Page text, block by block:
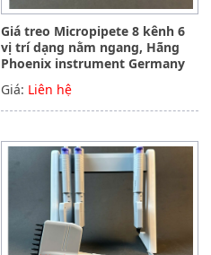
Giá treo Micropipete 8 kênh 6
vị trí dạng nằm ngang, Hãng
Phoenix instrument Germany
Giá: Liên hệ